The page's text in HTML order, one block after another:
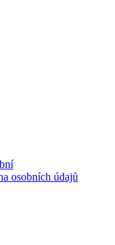
osobních údajů